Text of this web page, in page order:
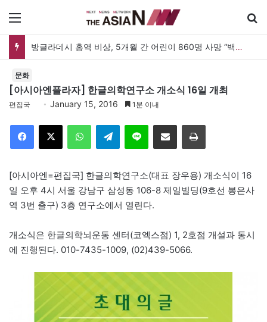
방글라데시 홍역 비상, 5개월 간 어린이 860명 사망 “백신 조달 시스템 변경이 화근”
문화
[아시아엔플라자] 한글의학연구소 개소식 16일 개최
편집국 January 15, 2016 1분 이내
Telegram 이메일
[아시아엔=편집국] 한글의학연구소(대표 장우용) 개소식이 16
일 오후 4시 서울 강남구 삼성동 106-8 제일빌딩(9호선 봉은사
역 3번 출구) 3층 연구소에서 열린다.
개소식은 한글의학뇌운동 센터(코엑스점) 1, 2호점 개설과 동시
에 진행된다. 010-7435-1009, (02)439-5066.